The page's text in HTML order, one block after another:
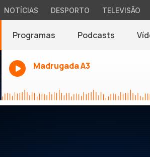
NOTÍCIAS DESPORTO TELEVISÃO
Programas Podcasts
Madrugada A3